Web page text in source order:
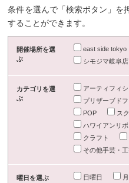
条件を選んで「検索ボタン」を
することができます。
開催場所を選
ぶ
east side tokyo
シモジマ岐阜店
カテゴリを選
ぶ
アーティフィ
プリザーブド
POP
ス
ハワイアンリボ
クラフト
その他手芸・
曜日を選ぶ 日曜日